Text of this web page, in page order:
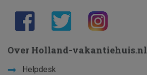
Over Holland-vakantiehuis.nl
Helpdesk